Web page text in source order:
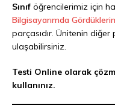
Sınıf öğrencilerimiz için
Bilgisayarımda
parçasıdır. Ünitenin
ulaşabilirsiniz.
Testi Online olarak
kullanınız.